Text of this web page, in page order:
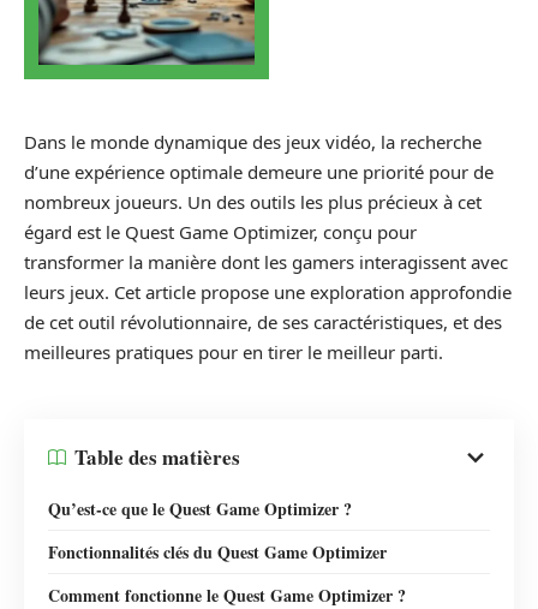
Dans le monde dynamique des jeux vidéo, la recherche
d’une expérience optimale demeure une priorité pour de
nombreux joueurs. Un des outils les plus précieux à cet
égard est le Quest Game Optimizer, conçu pour
transformer la manière dont les gamers interagissent avec
leurs jeux. Cet article propose une exploration approfondie
de cet outil révolutionnaire, de ses caractéristiques, et des
meilleures pratiques pour en tirer le meilleur parti.
Table des matières
Qu’est-ce que le Quest Game Optimizer ?
Fonctionnalités clés du Quest Game Optimizer
Comment fonctionne le Quest Game Optimizer ?